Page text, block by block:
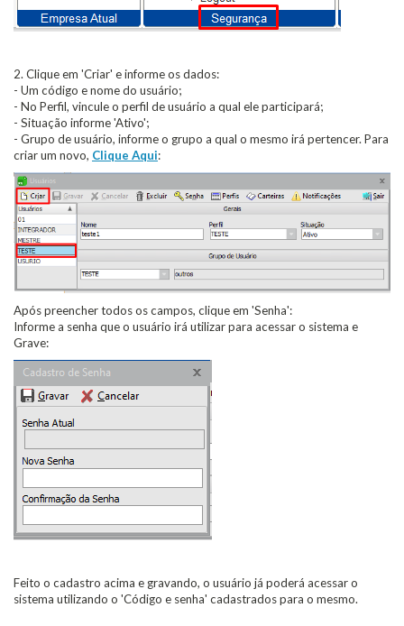
2. Clique em 'Criar' e informe os dados:
- Um código e nome do usuário;
- No Perfil, vincule o perfil de usuário a qual ele participará;
- Situação informe 'Ativo';
- Grupo de usuário, informe o grupo a qual o mesmo irá pertencer. Para
criar um novo, Clique Aqui:
Após preencher todos os campos, clique em 'Senha':
Informe a senha que o usuário irá utilizar para acessar o sistema e
Grave:
Feito o cadastro acima e gravando, o usuário já poderá acessar o
sistema utilizando o 'Código e senha' cadastrados para o mesmo.